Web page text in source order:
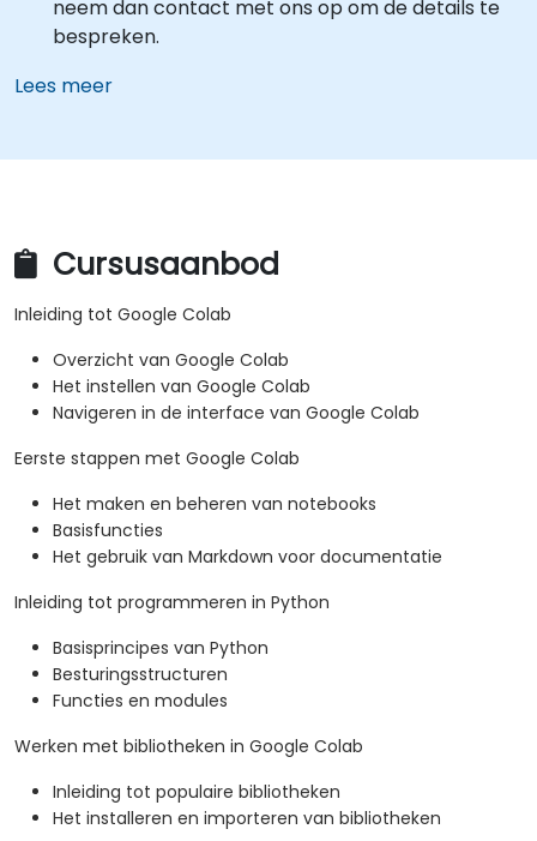
neem dan contact met ons op om de details te
bespreken.
Lees meer
Cursusaanbod
Inleiding tot Google Colab
Overzicht van Google Colab
Het instellen van Google Colab
Navigeren in de interface van Google Colab
Eerste stappen met Google Colab
Het maken en beheren van notebooks
Basisfuncties
Het gebruik van Markdown voor documentatie
Inleiding tot programmeren in Python
Basisprincipes van Python
Besturingsstructuren
Functies en modules
Werken met bibliotheken in Google Colab
Inleiding tot populaire bibliotheken
Het installeren en importeren van bibliotheken